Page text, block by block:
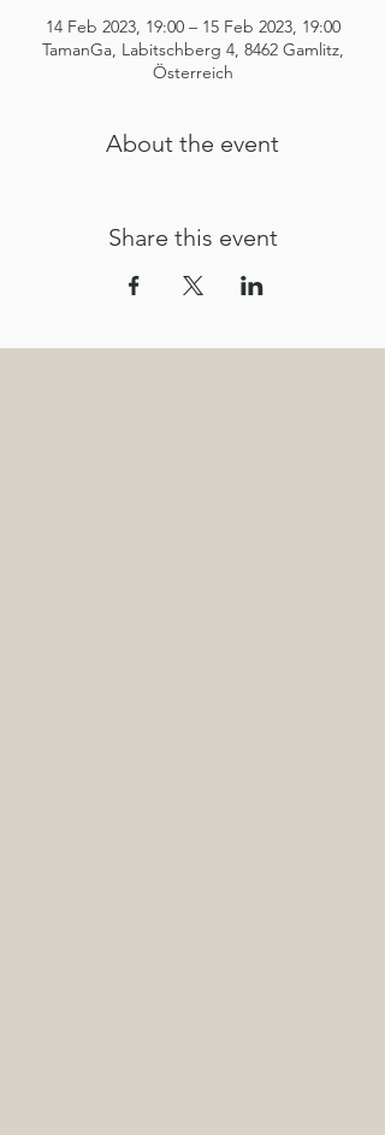
14 Feb 2023, 19:00 – 15 Feb 2023, 19:00
TamanGa, Labitschberg 4, 8462 Gamlitz,
Österreich
About the event
Share this event